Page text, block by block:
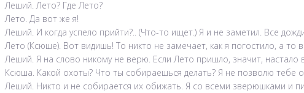
Леший. Лето? Где Лето?
Лето. Да вот же я!
Леший. И когда успело прийти?.. (Что-то ищет.) Я и не заметил. Все
Лето (Ксюше). Вот видишь! То никто не замечает, как я погостило, а
Леший. Я на слово никому не верю. Если Лето пришло, значит, настало
Ксюша. Какой охоты? Что ты собираешься делать? Я не позволю тебе
Леший. Никто и не собирается их обижать. Я со всеми зверюшками и